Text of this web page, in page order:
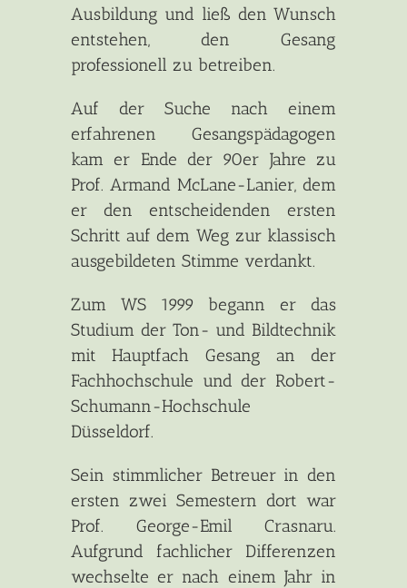
Ausbildung und ließ den Wunsch
entstehen, den Gesang
professionell zu betreiben.
Auf der Suche nach einem
erfahrenen Gesangspädagogen
kam er Ende der 90er Jahre zu
Prof. Armand McLane-Lanier, dem
er den entscheidenden ersten
Schritt auf dem Weg zur klassisch
ausgebildeten Stimme verdankt.
Zum WS 1999 begann er das
Studium der Ton- und Bildtechnik
mit Hauptfach Gesang an der
Fachhochschule und der Robert-
Schumann-Hochschule
Düsseldorf.
Sein stimmlicher Betreuer in den
ersten zwei Semestern dort war
Prof. George-Emil Crasnaru.
Aufgrund fachlicher Differenzen
wechselte er nach einem Jahr in